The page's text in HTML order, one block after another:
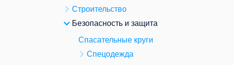
Строительство
Безопасность и защита
Спасательные круги
Спецодежда